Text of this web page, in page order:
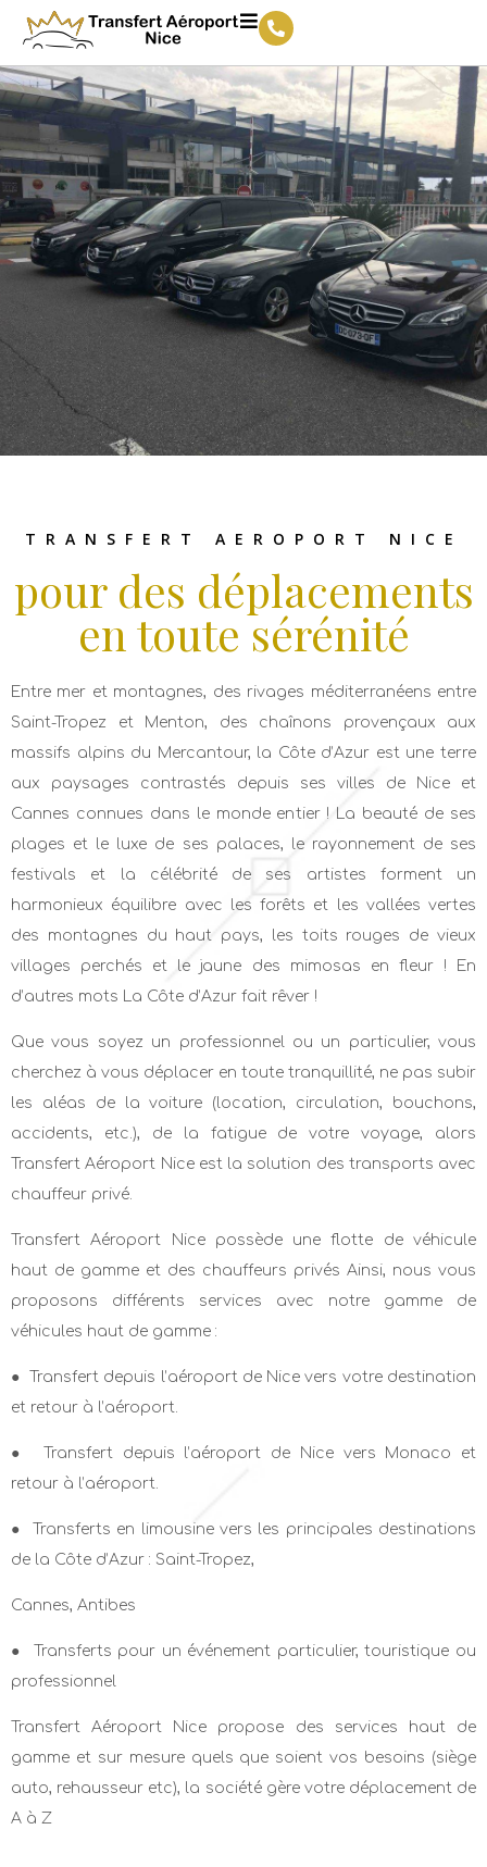
TRANSFERT AEROPORT NICE
pour des déplacements
en toute sérénité
Entre mer et montagnes, des rivages méditerranéens entre
Saint-Tropez et Menton, des chaînons provençaux aux
massifs alpins du Mercantour, la Côte d’Azur est une terre
aux paysages contrastés depuis ses villes de Nice et
Cannes connues dans le monde entier ! La beauté de ses
plages et le luxe de ses palaces, le rayonnement de ses
festivals et la célébrité de ses artistes forment un
harmonieux équilibre avec les forêts et les vallées vertes
des montagnes du haut pays, les toits rouges de vieux
villages perchés et le jaune des mimosas en fleur ! En
d’autres mots La Côte d’Azur fait rêver !
Que vous soyez un professionnel ou un particulier, vous
cherchez à vous déplacer en toute tranquillité, ne pas subir
les aléas de la voiture (location, circulation, bouchons,
accidents, etc.), de la fatigue de votre voyage, alors
Transfert Aéroport Nice est la solution des transports avec
chauffeur privé.
Transfert Aéroport Nice possède une flotte de véhicule
haut de gamme et des chauffeurs privés Ainsi, nous vous
proposons différents services avec notre gamme de
véhicules haut de gamme :
● Transfert depuis l’aéroport de Nice vers votre destination
et retour à l’aéroport.
● Transfert depuis l’aéroport de Nice vers Monaco et
retour à l’aéroport.
● Transferts en limousine vers les principales destinations
de la Côte d’Azur : Saint-Tropez,
Cannes, Antibes
● Transferts pour un événement particulier, touristique ou
professionnel
Transfert Aéroport Nice propose des services haut de
gamme et sur mesure quels que soient vos besoins (siège
auto, rehausseur etc), la société gère votre déplacement de
A à Z